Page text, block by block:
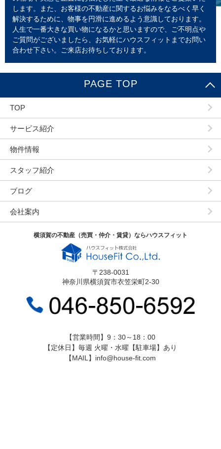
します。また、お客様の不動産に関するお悩みをなるべく早く
解決するために、物事を円滑に進めるよう意識しております。
人生で一番大きな買い物になるかと思いますので、ご不明点や
ご質問がございましたら、お気軽にハウスフィットまでお問い
合わせ下さい。ご来店お待ちしております。
PAGE TOP
TOP
サービス紹介
物件情報
スタッフ紹介
ブログ
会社案内
横須賀の不動産（売買・仲介・賃貸）ならハウスフィット
〒238-0031
神奈川県横須賀市衣笠栄町2-30
【営業時間】9：30～18：00
【定休日】毎週 火曜・水曜【駐車場】あり
【MAIL】info@house-fit.com